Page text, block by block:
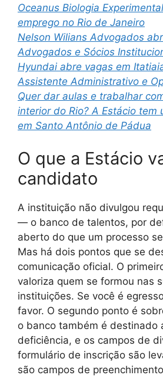
Oceanus Biologia
emprego no Rio de Janeiro
Nelson Wilians Advogados
Advogados e Sócios
Hyundai abre vagas em
Assistente Administrativo e
Quer dar aulas e trabalhar
interior do Rio? A Estácio tem
em Santo Antônio de Pádua
O que a Estácio
candidato
A instituição não divulgou
— o banco de talentos, por
aberto do que um processo
Mas há dois pontos que se
comunicação oficial. O
valoriza quem se formou nas
instituições. Se você é
favor. O segundo ponto é
o banco também é destinado
deficiência, e os campos de
formulário de inscrição são
são campos de